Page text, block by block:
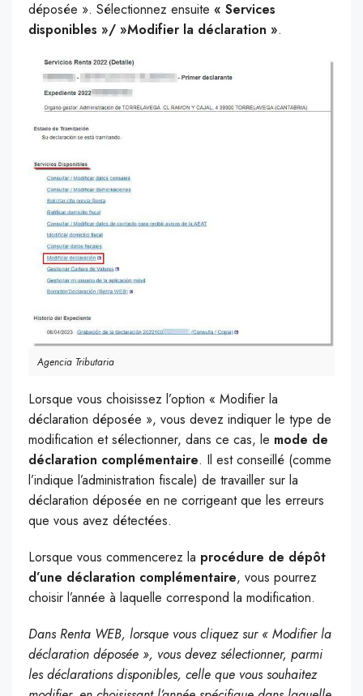
déposée ». Sélectionnez ensuite « Services
disponibles »/ »Modifier la déclaration ».
Agencia Tributaria
Lorsque vous choisissez l’option « Modifier la
déclaration déposée », vous devez indiquer le type de
modification et sélectionner, dans ce cas, le mode de
déclaration complémentaire. Il est conseillé (comme
l’indique l’administration fiscale) de travailler sur la
déclaration déposée en ne corrigeant que les erreurs
que vous avez détectées.
Lorsque vous commencerez la procédure de dépôt
d’une déclaration complémentaire, vous pourrez
choisir l’année à laquelle correspond la modification.
Dans Renta WEB, lorsque vous cliquez sur « Modifier la
déclaration déposée », vous devez sélectionner, parmi
les déclarations disponibles, celle que vous souhaitez